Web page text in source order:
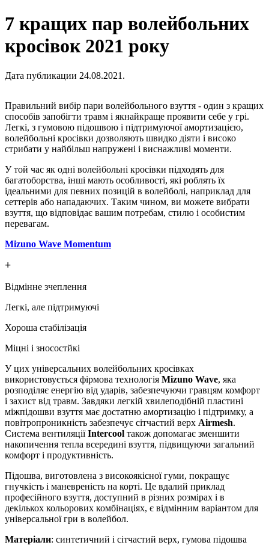
7 кращих пар волейбольних
кросівок 2021 року
Дата публикации 24.08.2021.
Правильний вибір пари волейбольного взуття - один з кращих
способів запобігти травм і якнайкраще проявити себе у грі.
Легкі, з гумовою підошвою і підтримуючої амортизацією,
волейбольні кросівки дозволяють швидко діяти і високо
стрибати у найбільш напружені і виснажливі моменти.
У той час як одні волейбольні кросівки підходять для
багатоборства, інші мають особливості, які роблять їх
ідеальними для певних позицій в волейболі, наприклад для
сеттерів або нападаючих. Таким чином, ви можете вибрати
взуття, що відповідає вашим потребам, стилю і особистим
перевагам.
Mizuno Wave Momentum
+
Відмінне зчеплення
Легкі, але підтримуючі
Хороша стабілізація
Міцні і зносостйкі
У цих універсальних волейбольних кросівках
використовується фірмова технологія Mizuno Wave, яка
розподіляє енергію від ударів, забезпечуючи гравцям комфорт
і захист від травм. Завдяки легкій хвилеподібній пластині
міжпідошви взуття має достатню амортизацію і підтримку, а
повітропроникність забезпечує сітчастий верх Airmesh.
Система вентиляціїIntercool також допомагає зменшити
накопичення тепла всередині взуття, підвищуючи загальний
комфорт і продуктивність.
Підошва, виготовлена з високоякісної гуми, покращує
гнучкість і маневреність на корті. Це вдалий приклад
професійного взуття, доступний в різних розмірах і в
декількох кольорових комбінаціях, є відмінним варіантом для
універсальної гри в волейбол.
Матеріали: синтетичний і сітчастий верх, гумова підошва